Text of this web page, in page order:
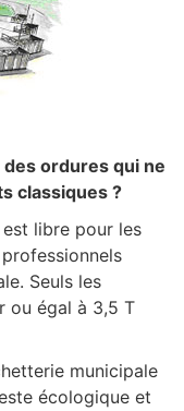
ordures qui ne
classiques ?
libre pour les
Seuls les
ou égal à 3,5 T
municipale
écologique et